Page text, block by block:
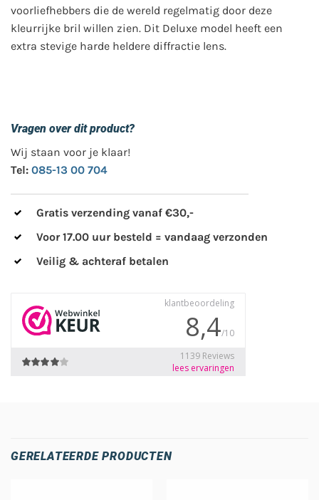
voorliefhebbers die de wereld regelmatig door deze
kleurrijke bril willen zien. Dit Deluxe model heeft een
extra stevige harde heldere diffractie lens.
Vragen over dit product?
Wij staan voor je klaar!
Tel: 085-13 00 704
Gratis verzending vanaf €30,-
Voor 17.00 uur besteld = vandaag verzonden
Veilig & achteraf betalen
GERELATEERDE PRODUCTEN